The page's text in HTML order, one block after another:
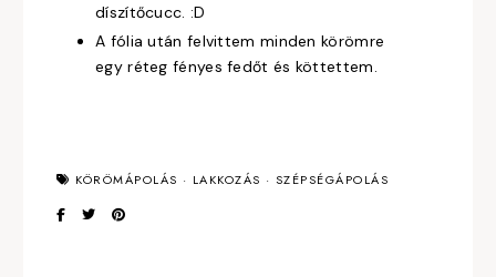
díszítőcucc. :D
A fólia után felvittem minden körömre
egy réteg fényes fedőt és köttettem.
KÖRÖMÁPOLÁS · LAKKOZÁS · SZÉPSÉGÁPOLÁS